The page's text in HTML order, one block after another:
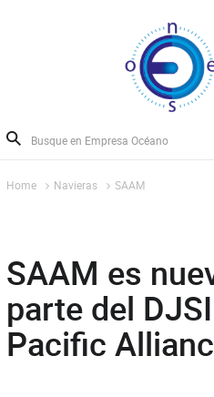
Home Navieras SAAM
SAAM es
parte del
Pacific